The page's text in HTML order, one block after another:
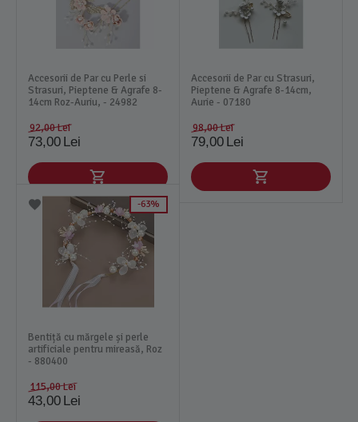
Accesorii de Par cu Perle si
Strasuri, Pieptene & Agrafe 8-
14cm Roz-Auriu, - 24982
92,00Lei
73,00 Lei
Accesorii de Par cu Strasuri,
Pieptene & Agrafe 8-14cm,
Aurie - 07180
98,00Lei
79,00 Lei
63%
Bentiță cu mărgele și perle
artificiale pentru mireasă, Roz
- 880400
115,00Lei
43,00 Lei